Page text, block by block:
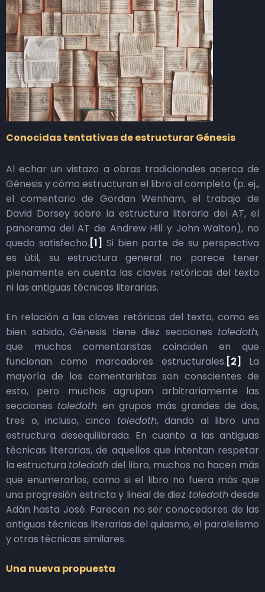
Conocidas tentativas de estructurar Génesis
Al echar un vistazo a obras tradicionales acerca de
Génesis y cómo estructuran el libro al completo (p. ej.,
el comentario de Gordan Wenham, el trabajo de
David Dorsey sobre la estructura literaria del AT, el
panorama del AT de Andrew Hill y John Walton), no
quedo satisfecho. [1] Si bien parte de su perspectiva
es útil, su estructura general no parece tener
plenamente en cuenta las claves retóricas del texto
ni las antiguas técnicas literarias.
En relación a las claves retóricas del texto, como es
bien sabido, Génesis tiene diez secciones toledoth,
que muchos comentaristas coinciden en que
funcionan como marcadores estructurales. [2]
La
mayoría de los comentaristas son conscientes de
esto, pero muchos agrupan arbitrariamente las
secciones toledoth en grupos más grandes de dos,
tres o, incluso, cinco toledoth, dando al libro una
estructura desequilibrada. En cuanto a las antiguas
técnicas literarias, de aquellos que intentan respetar
la estructura toledothdel libro, muchos no hacen más
que enumerarlos, como si el libro no fuera más que
una progresión estricta y lineal de diez toledothdesde
Adán hasta José. Parecen no ser conocedores de las
antiguas técnicas literarias del quiasmo, el paralelismo
y otras técnicas similares.
Una nueva propuesta